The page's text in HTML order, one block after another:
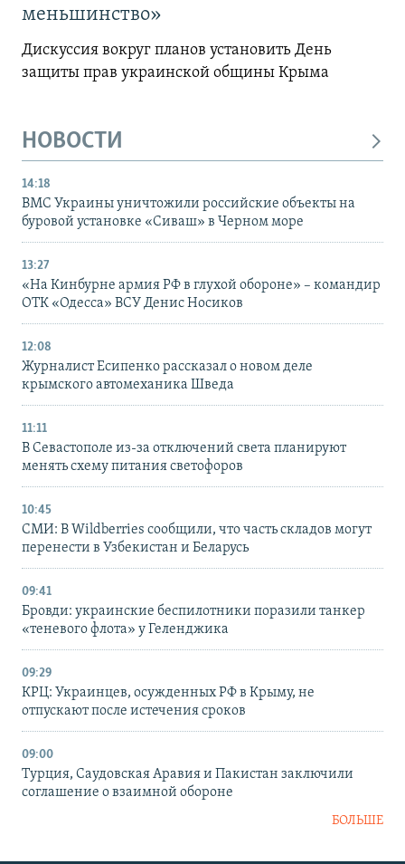
меньшинство»
Дискуссия вокруг планов установить День
защиты прав украинской общины Крыма
НОВОСТИ
14:18
ВМС Украины уничтожили российские объекты на
буровой установке «Сиваш» в Черном море
13:27
«На Кинбурне армия РФ в глухой обороне» – командир
ОТК «Одесса» ВСУ Денис Носиков
12:08
Журналист Есипенко рассказал о новом деле
крымского автомеханика Шведа
11:11
В Севастополе из-за отключений света планируют
менять схему питания светофоров
10:45
СМИ: В Wildberries сообщили, что часть складов могут
перенести в Узбекистан и Беларусь
09:41
Бровди: украинские беспилотники поразили танкер
«теневого флота» у Геленджика
09:29
КРЦ: Украинцев, осужденных РФ в Крыму, не
отпускают после истечения сроков
09:00
Турция, Саудовская Аравия и Пакистан заключили
соглашение о взаимной обороне
БОЛЬШЕ